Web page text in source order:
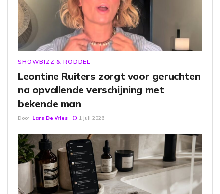
SHOWBIZZ & RODDEL
Leontine Ruiters zorgt voor geruchten
na opvallende verschijning met
bekende man
Door Lars De Vries 1 Juli 2026